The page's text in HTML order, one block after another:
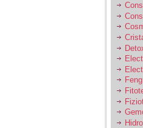
Am
o
tata
mine.
am
alcool
sa ma